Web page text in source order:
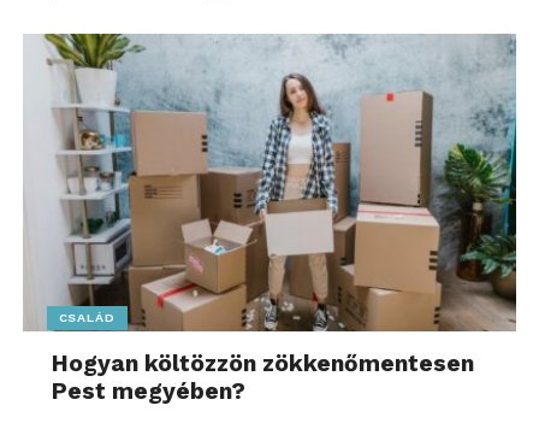
CSALÁD
Hogyan költözzön zökkenőmentesen
Pest megyében?